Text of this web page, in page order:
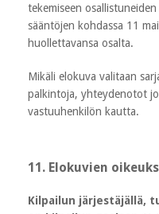
tekemiseen
sääntöjen kohdassa 11
huollettavansa osalta.
Mikäli elokuva valitaan
palkintoja, yhteydenotot
vastuuhenkilön kautta.
11. Elokuvien
Kilpailun järjestäjällä,